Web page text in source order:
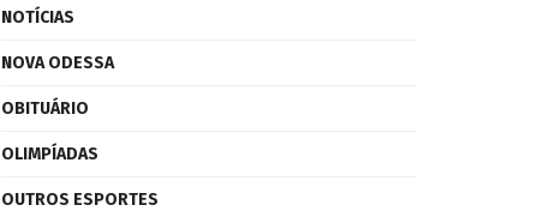
NOTÍCIAS
NOVA ODESSA
OBITUÁRIO
OLIMPÍADAS
OUTROS ESPORTES